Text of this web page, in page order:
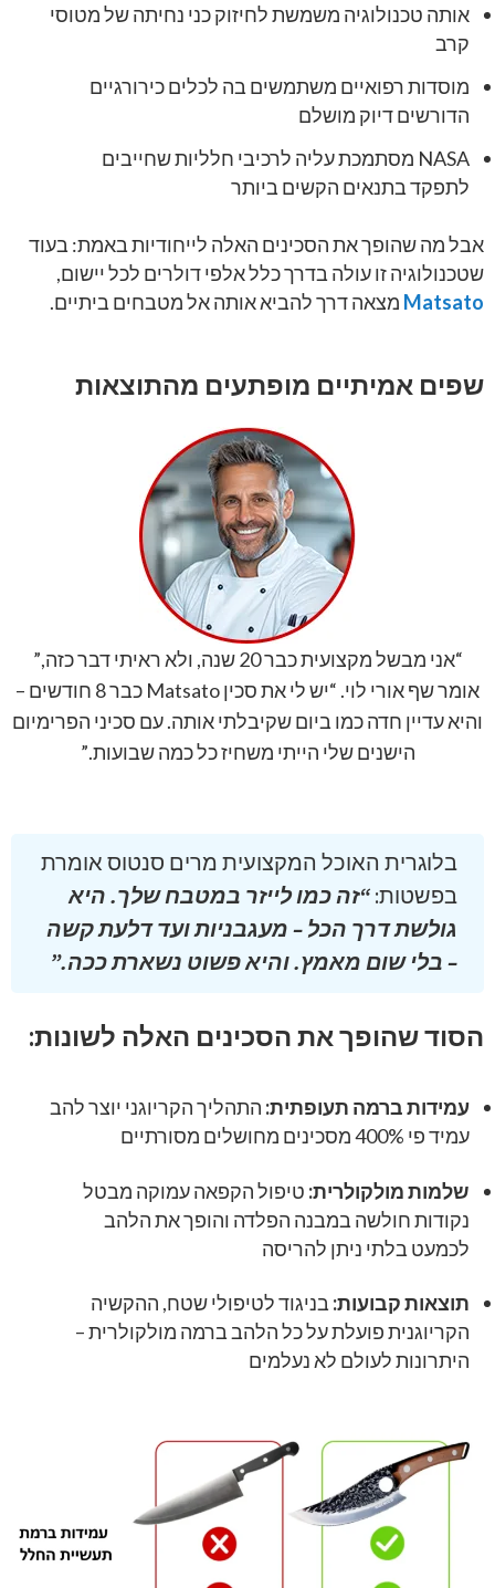
אותה טכנולוגיה משמשת לחיזוק כני נחיתה של מטוסי
קרב
מוסדות רפואיים משתמשים בה לכלים כירורגיים
הדורשים דיוק מושלם
NASA מסתמכת עליה לרכיבי חלליות שחייבים
לתפקד בתנאים הקשים ביותר
אבל מה שהופך את הסכינים האלה לייחודיות באמת: בעוד
שטכנולוגיה זו עולה בדרך כלל אלפי דולרים לכל יישום,
Matsato מצאה דרך להביא אותה אל מטבחים ביתיים.
שפים אמיתיים מופתעים מהתוצאות
“אני מבשל מקצועית כבר 20 שנה, ולא ראיתי דבר כזה,”
אומר שף אורי לוי. “יש לי את סכין Matsato כבר 8 חודשים –
והיא עדיין חדה כמו ביום שקיבלתי אותה. עם סכיני הפרימיום
הישנים שלי הייתי משחיז כל כמה שבועות.”
בלוגרית האוכל המקצועית מרים סנטוס אומרת
בפשטות: “זה כמו לייזר במטבח שלך. היא
גולשת דרך הכל – מעגבניות ועד דלעת קשה
– בלי שום מאמץ. והיא פשוט נשארת ככה.”
הסוד שהופך את הסכינים האלה לשונות:
עמידות ברמה תעופתית: התהליך הקריוגני יוצר להב
עמיד פי 400% מסכינים מחושלים מסורתיים
שלמות מולקולרית: טיפול הקפאה עמוקה מבטל
נקודות חולשה במבנה הפלדה והופך את הלהב
לכמעט בלתי ניתן להריסה
תוצאות קבועות: בניגוד לטיפולי שטח, ההקשיה
הקריוגנית פועלת על כל הלהב ברמה מולקולרית –
היתרונות לעולם לא נעלמים